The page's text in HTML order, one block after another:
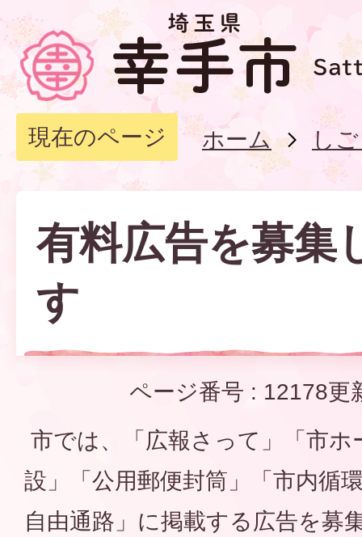
現在のページ ホーム し
有料広告を募集
す
ページ番号 : 12178更
市では、「広報さって」「市ホ
設」「公用郵便封筒」「市内循
自由通路」に掲載する広告を募